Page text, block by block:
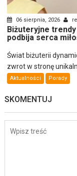
06 sierpnia, 2026
Biżuteryjne
podbija serca
Świat biżuterii
zwrot w stronę
Aktualności Porady
SKOMENTUJ